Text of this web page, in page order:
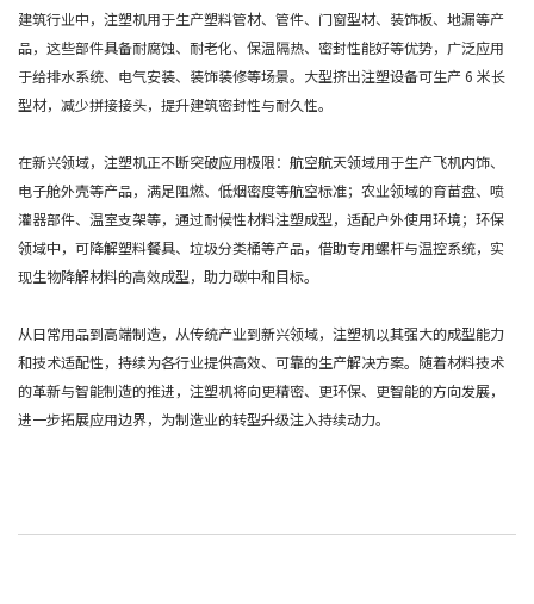
建筑行业中，注塑机用于生产塑料管材、管件、门窗型材、装饰板、地漏等产
品，这些部件具备耐腐蚀、耐老化、保温隔热、密封性能好等优势，广泛应用
于给排水系统、电气安装、装饰装修等场景。大型挤出注塑设备可生产 6 米长
型材，减少拼接接头，提升建筑密封性与耐久性。
在新兴领域，注塑机正不断突破应用极限：航空航天领域用于生产飞机内饰、
电子舱外壳等产品，满足阻燃、低烟密度等航空标准；农业领域的育苗盘、喷
灌器部件、温室支架等，通过耐候性材料注塑成型，适配户外使用环境；环保
领域中，可降解塑料餐具、垃圾分类桶等产品，借助专用螺杆与温控系统，实
现生物降解材料的高效成型，助力碳中和目标。
从日常用品到高端制造，从传统产业到新兴领域，注塑机以其强大的成型能力
和技术适配性，持续为各行业提供高效、可靠的生产解决方案。随着材料技术
的革新与智能制造的推进，注塑机将向更精密、更环保、更智能的方向发展，
进一步拓展应用边界，为制造业的转型升级注入持续动力。